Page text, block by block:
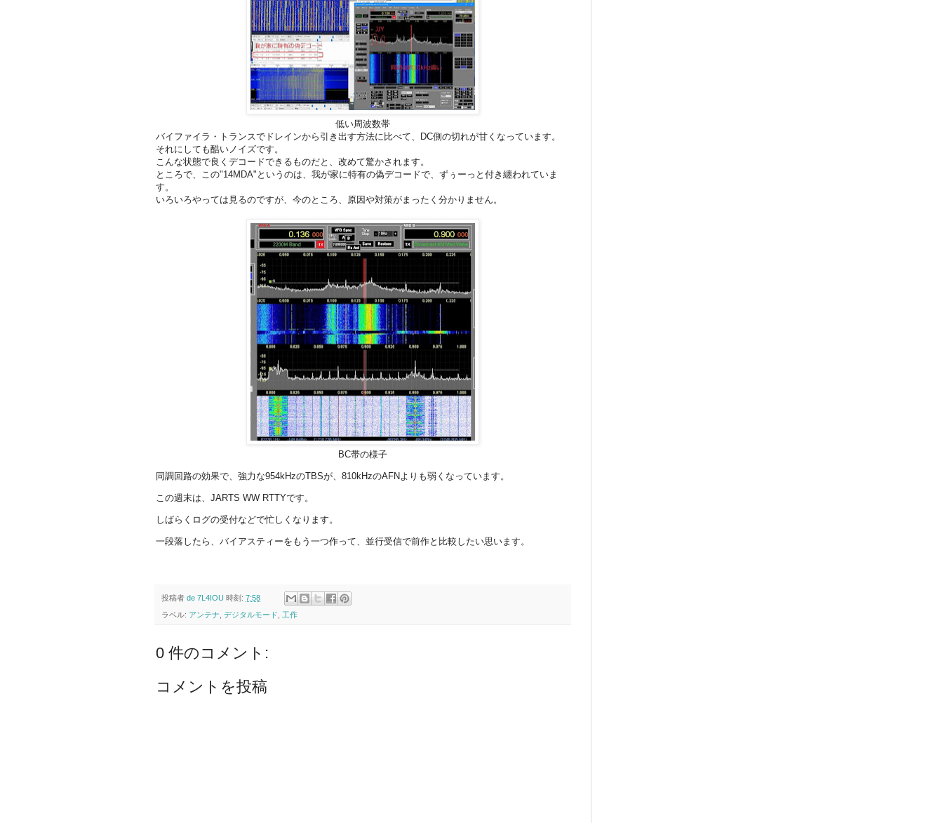
低い周波数帯
バイファイラ・トランスでドレインから引き出す方法に比べて、DC側の切れが甘くなっています。
それにしても酷いノイズです。
こんな状態で良くデコードできるものだと、改めて驚かされます。
ところで、この"14MDA"というのは、我が家に特有の偽デコードで、ずぅーっと付き纏われていま
す。
いろいろやっては見るのですが、今のところ、原因や対策がまったく分かりません。
BC帯の様子
同調回路の効果で、強力な954kHzのTBSが、810kHzのAFNよりも弱くなっています。
この週末は、JARTS WW RTTYです。
しばらくログの受付などで忙しくなります。
一段落したら、バイアスティーをもう一つ作って、並行受信で前作と比較したい思います。
投稿者 de 7L4IOU 時刻: 7:58
ラベル: アンテナ デジタルモード 工作
0 件のコメント:
コメントを投稿